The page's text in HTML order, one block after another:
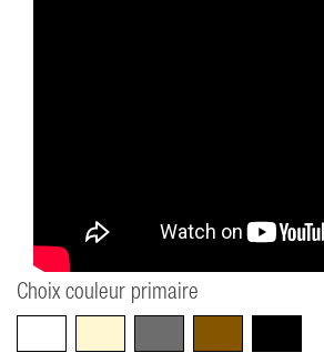
Choix couleur primaire